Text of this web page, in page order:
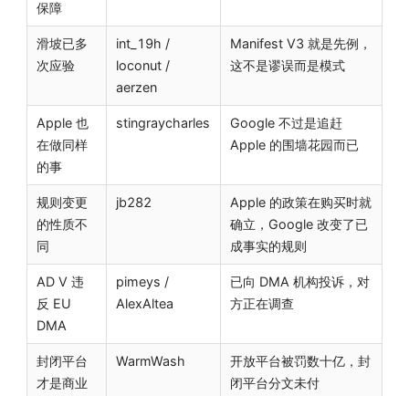
保障
滑坡已多
次应验
int_19h /
loconut /
aerzen
Manifest V3 就是先例，
这不是谬误而是模式
Apple 也
在做同样
的事
stingraycharles
Google 不过是追赶
Apple 的围墙花园而已
规则变更
的性质不
同
jb282
Apple 的政策在购买时就
确立，Google 改变了已
成事实的规则
AD V 违
反 EU
DMA
pimeys /
AlexAltea
已向 DMA 机构投诉，对
方正在调查
封闭平台
才是商业
WarmWash
开放平台被罚数十亿，封
闭平台分文未付